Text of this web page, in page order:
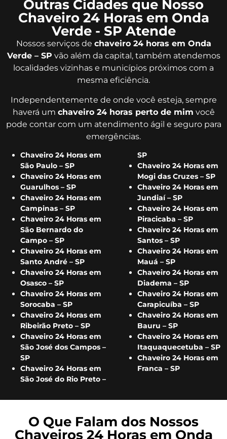
Outras Cidades que Nosso
Chaveiro 24 Horas em Onda
Verde - SP Atende
Nossos serviços de chaveiro 24 horas em Onda
Verde – SP vão além da capital, também atendemos
localidades vizinhas e municípios próximos com a
mesma eficiência.
Independentemente de onde você esteja, sempre
haverá um chaveiro 24 horas perto de mim você
pode contar com um atendimento ágil e seguro para
emergências.
Chaveiro 24 Horas em
São Paulo – SP
Chaveiro 24 Horas em
Guarulhos – SP
Chaveiro 24 Horas em
Campinas – SP
Chaveiro 24 Horas em
São Bernardo do
Campo – SP
Chaveiro 24 Horas em
Santo André – SP
Chaveiro 24 Horas em
Osasco – SP
Chaveiro 24 Horas em
Sorocaba – SP
Chaveiro 24 Horas em
Ribeirão Preto – SP
Chaveiro 24 Horas em
São José dos Campos –
SP
Chaveiro 24 Horas em
São José do Rio Preto –
SP
Chaveiro 24 Horas em
Mogi das Cruzes – SP
Chaveiro 24 Horas em
Jundiaí – SP
Chaveiro 24 Horas em
Piracicaba – SP
Chaveiro 24 Horas em
Santos – SP
Chaveiro 24 Horas em
Mauá – SP
Chaveiro 24 Horas em
Diadema – SP
Chaveiro 24 Horas em
Carapicuíba – SP
Chaveiro 24 Horas em
Bauru – SP
Chaveiro 24 Horas em
Itaquaquecetuba – SP
Chaveiro 24 Horas em
Franca – SP
O Que Falam dos Nossos
Chaveiros 24 Horas em Onda